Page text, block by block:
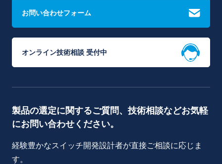
お問い合わせフォーム
オンライン技術相談 受付中
製品の選定に関するご質問、技術相談などお気軽
にお問い合わせください。
経験豊かなスイッチ開発設計者が直接ご相談に応じま
す。